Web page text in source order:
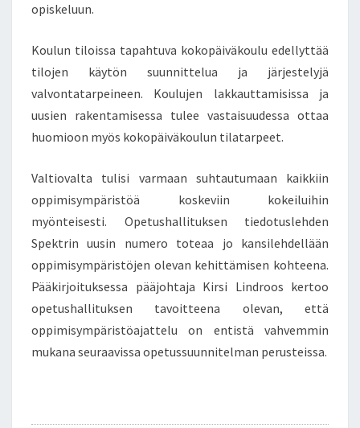
opiskeluun.
Koulun tiloissa tapahtuva kokopäiväkoulu edellyttää
tilojen käytön suunnittelua ja järjestelyjä
valvontatarpeineen. Koulujen lakkauttamisissa ja
uusien rakentamisessa tulee vastaisuudessa ottaa
huomioon myös kokopäiväkoulun tilatarpeet.
Valtiovalta tulisi varmaan suhtautumaan kaikkiin
oppimisympäristöä koskeviin kokeiluihin
myönteisesti. Opetushallituksen tiedotuslehden
Spektrin uusin numero toteaa jo kansilehdellään
oppimisympäristöjen olevan kehittämisen kohteena.
Pääkirjoituksessa pääjohtaja Kirsi Lindroos kertoo
opetushallituksen tavoitteena olevan, että
oppimisympäristöajattelu on entistä vahvemmin
mukana seuraavissa opetussuunnitelman perusteissa.